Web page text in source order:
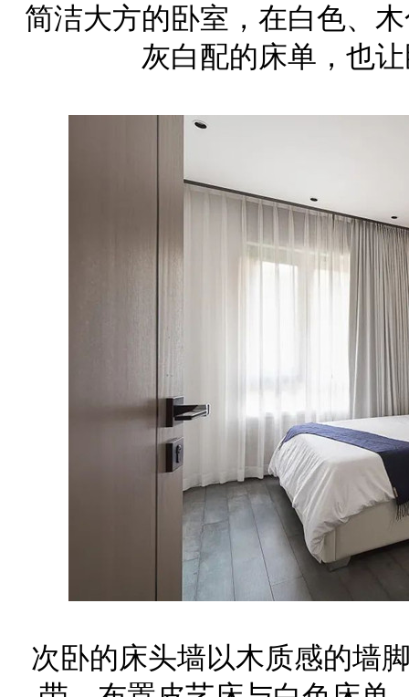
简洁大方的卧室，在白色、
灰白配的床单，也
次卧的床头墙以木质感的墙